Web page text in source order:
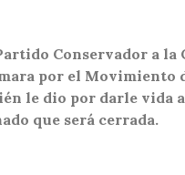
Conservador a
por el Movimiento
le dio por darle
que será cerrada.